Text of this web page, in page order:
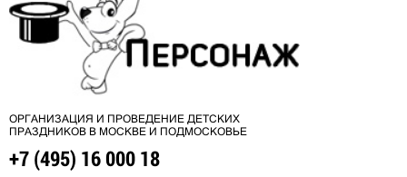
ОРГАНИЗАЦИЯ И ПРОВЕДЕНИЕ ДЕТСКИХ
ПРАЗДНИКОВ В МОСКВЕ И ПОДМОСКОВЬЕ
+7 (495) 16 000 18